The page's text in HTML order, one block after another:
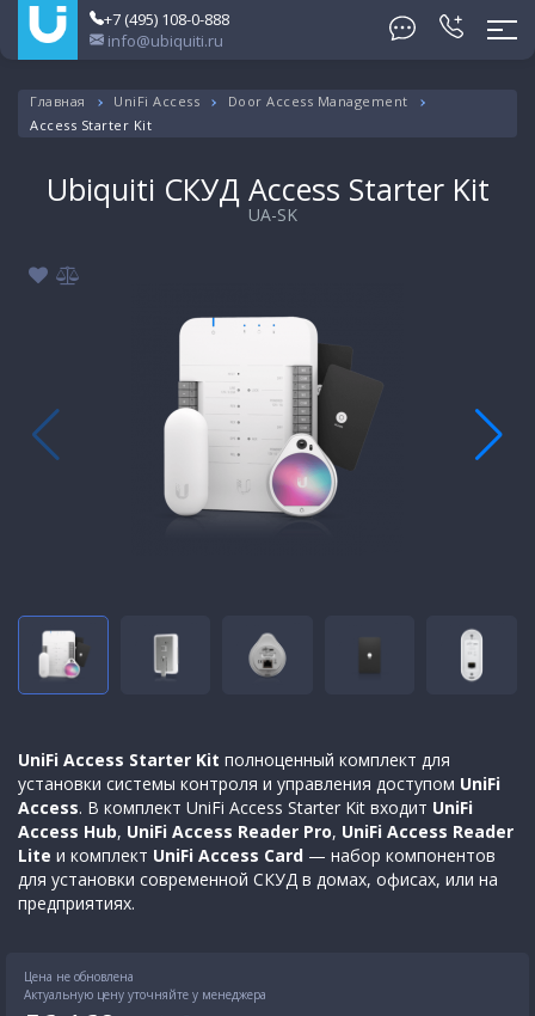
+7 (495) 108-0-888
info@ubiquiti.ru
Главная UniFi Access
Door Access Management
Access Starter Kit
Ubiquiti СКУД Access Starter Kit
UA-SK
UniFi Access Starter Kit полноценный комплект для
установки системы контроля и управления доступом UniFi
Access. В комплект UniFi Access Starter Kit входит UniFi
Access Hub, UniFi Access Reader Pro, UniFi Access Reader
Lite и комплект UniFi Access Card — набор компонентов
для установки современной СКУД в домах, офисах, или на
предприятиях.
Цена не обновлена
Актуальную цену уточняйте у менеджера